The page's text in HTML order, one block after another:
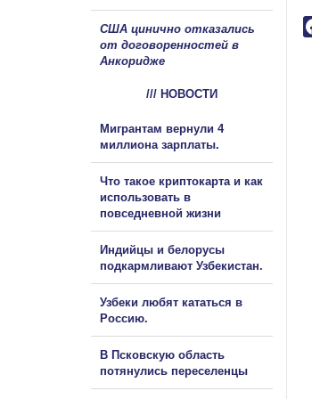
США цинично отказались
от договоренностей в
Анкоридже
/// НОВОСТИ
Мигрантам вернули 4
миллиона зарплаты.
Что такое криптокарта и как
использовать в
повседневной жизни
Индийцы и белорусы
подкармливают Узбекистан.
Узбеки любят кататься в
Россию.
В Псковскую область
потянулись переселенцы